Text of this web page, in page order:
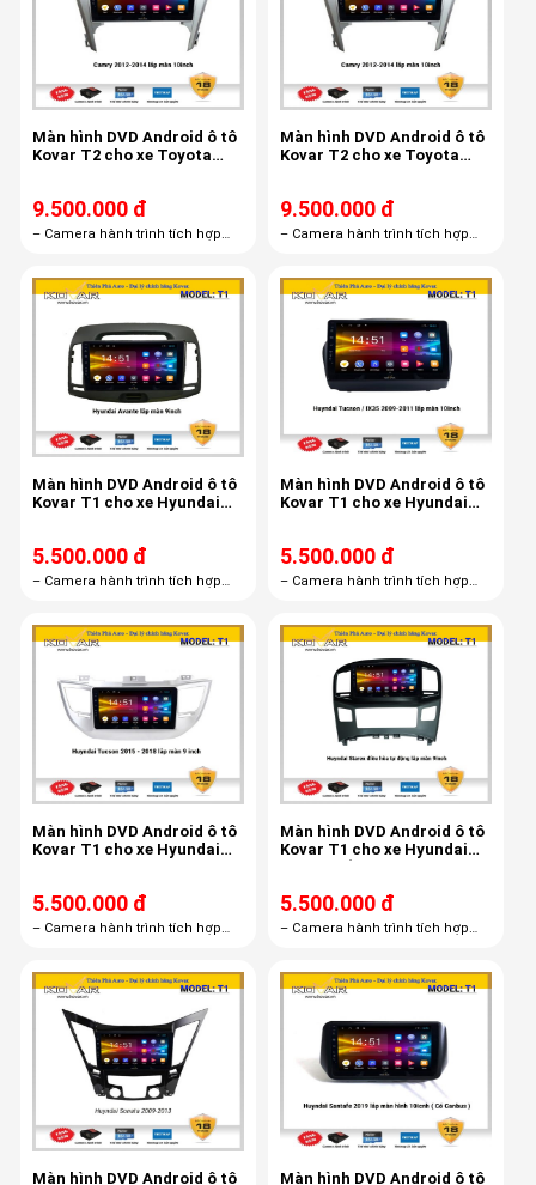
Màn hình DVD Android ô tô
Kovar T2 cho xe Toyota
9.500.000 đ
– Camera hành trình tích hợp
miễn phí trọn đời
Màn hình DVD Android ô tô
Kovar T2 cho xe Toyota
9.500.000 đ
– Camera hành trình tích hợp
miễn phí trọn đời
Màn hình DVD Android ô tô
Kovar T1 cho xe Hyundai
5.500.000 đ
– Camera hành trình tích hợp
miễn phí trọn đời
Màn hình DVD Android ô tô
Kovar T1 cho xe Hyundai
5.500.000 đ
– Camera hành trình tích hợp
miễn phí trọn đời
Màn hình DVD Android ô tô
Kovar T1 cho xe Hyundai
5.500.000 đ
– Camera hành trình tích hợp
miễn phí trọn đời
Màn hình DVD Android ô tô
Kovar T1 cho xe Hyundai
5.500.000 đ
– Camera hành trình tích hợp
miễn phí trọn đời
Màn hình DVD Android ô tô Màn hình DVD Android ô tô